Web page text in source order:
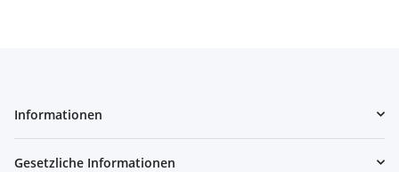
Informationen
Gesetzliche Informationen